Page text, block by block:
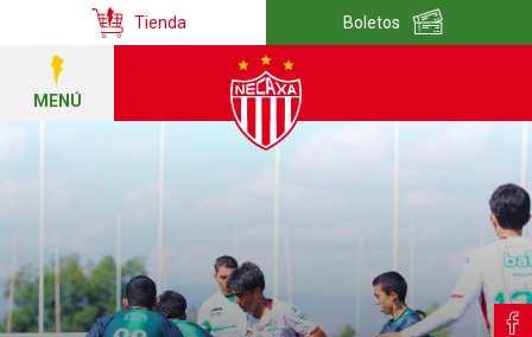
Tienda Boletos
MENÚ